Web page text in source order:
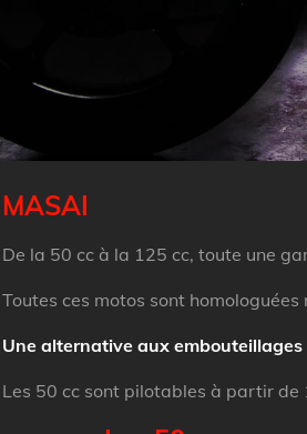
MASAI
De la 50 cc à la 125 cc, toute une
Toutes ces motos sont homologuées
Une alternative aux
Les 50 cc sont pilotables à partir de